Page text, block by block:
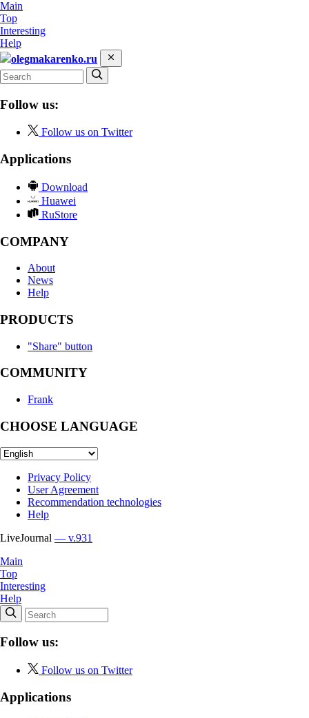
Main
Top
Interesting
Help
olegmakarenko.ru
Follow us:
Follow us on Twitter
Applications
Download
Huawei
RuStore
COMPANY
About
News
Help
PRODUCTS
"Share" button
COMMUNITY
Frank
CHOOSE LANGUAGE
Privacy Policy
User Agreement
Recommendation technologies
Help
LiveJournal — v.931
Main
Top
Interesting
Help
Follow us:
Follow us on Twitter
Applications